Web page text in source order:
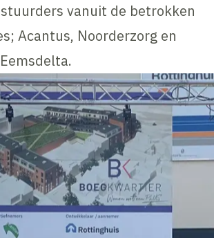
vanuit de betrokken
Acantus, Noorderzorg en